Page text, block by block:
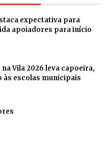
expectativa para
apoiadores para início
Vila 2026 leva capoeira,
às escolas municipais